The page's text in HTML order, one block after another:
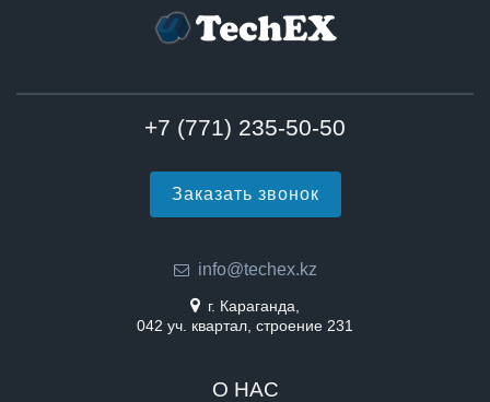
+7 (771) 235-50-50
Заказать звонок
info@techex.kz
г. Караганда,
042 уч. квартал, строение 231
О НАС